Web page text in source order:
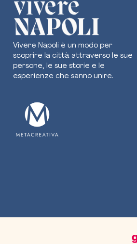
Vivere Napoli è un modo per
scoprire la città attraverso le sue
persone, le sue storie e le
esperienze che sanno unire.